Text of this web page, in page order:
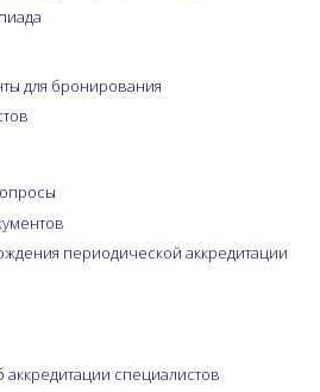
для бронирования
периодической аккредитации
специалистов